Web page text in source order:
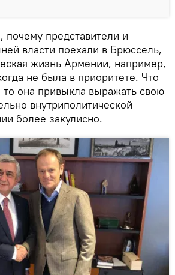
почему представители и
власти поехали в Брюссель,
жизнь Армении, например,
не была в приоритете. Что
то она привыкла выражать свою
внутриполитической
более закулисно.